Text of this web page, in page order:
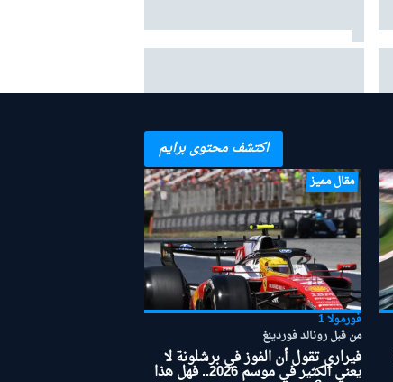
فيرستابن حول عاطفة الأبوّة: "أعظم
اكتشف محتوى برايم
مقال مميز
فورمولا 1
من قبل رونالد فوردينغ
فيراري تقول أن الفوز في برشلونة لا
يعني الكثير في موسم 2026.. فهل هذا